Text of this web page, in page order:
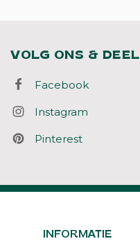
VOLG ONS & DEEL
Facebook
Instagram
Pinterest
INFORMATIE